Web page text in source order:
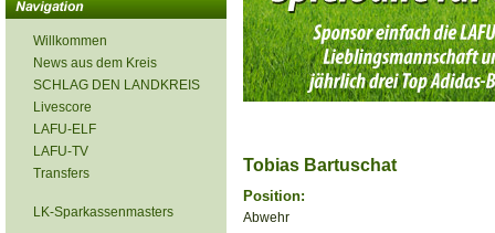
Willkommen
News aus dem Kreis
SCHLAG DEN LANDKREIS
Livescore
LAFU-ELF
LAFU-TV
Transfers
LK-Sparkassenmasters
Tobias Bartuschat
Position:
Abwehr